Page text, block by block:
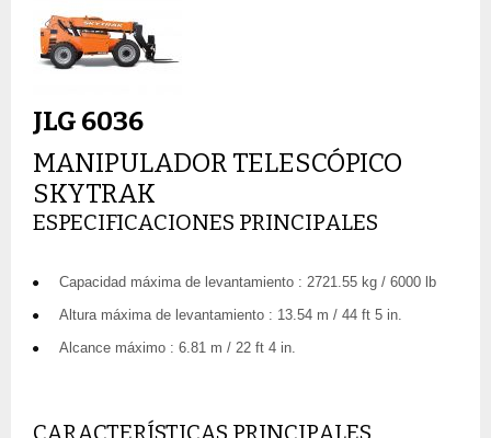
JLG 6036
MANIPULADOR TELESCÓPICO
SKYTRAK
ESPECIFICACIONES PRINCIPALES
Capacidad máxima de levantamiento : 2721.55 kg / 6000 lb
Altura máxima de levantamiento : 13.54 m / 44 ft 5 in.
Alcance máximo : 6.81 m / 22 ft 4 in.
CARACTERÍSTICAS PRINCIPALES